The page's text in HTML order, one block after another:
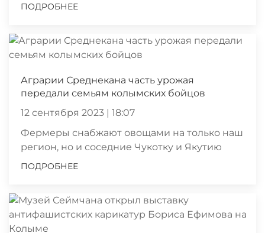
ПОДРОБНЕЕ
Аграрии Среднекана часть урожая
передали семьям колымских бойцов
12 сентября 2023 | 18:07
Фермеры снабжают овощами на только наш
регион, но и соседние Чукотку и Якутию
ПОДРОБНЕЕ